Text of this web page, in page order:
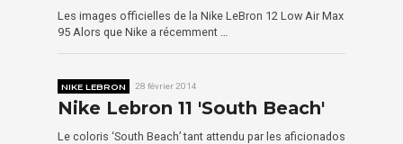
Les images officielles de la Nike LeBron 12 Low Air Max
95 Alors que Nike a récemment …
NIKE LEBRON 28 février 2014
Nike Lebron 11 'South Beach'
Le coloris ‘South Beach’ tant attendu par les aficionados